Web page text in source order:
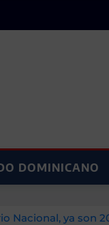
DOMINICANO
Nacional, ya son